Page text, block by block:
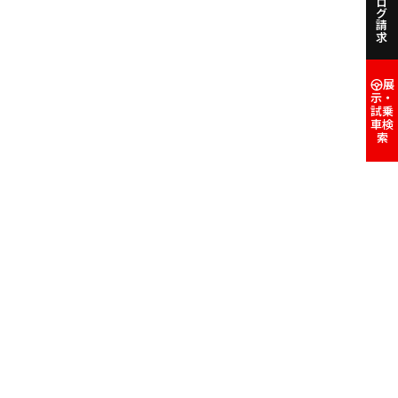
展
示・
試乗
車検
索